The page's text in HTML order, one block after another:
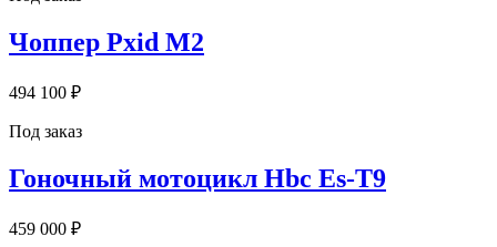
Чоппер Pxid M2
494 100 ₽
Под заказ
Гоночный мотоцикл Hbc Es-T9
459 000 ₽